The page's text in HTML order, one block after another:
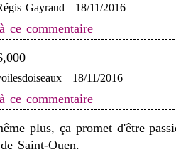
Gayraud | 18/11/2016
ce commentaire
| 18/11/2016
ce commentaire
plus, ça promet d'être
Saint-Ouen.